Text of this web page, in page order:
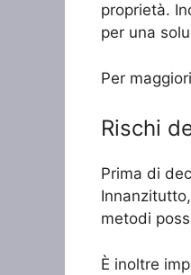
proprietà.
per una
Per
Rischi
Prima di
metodi
È inoltre